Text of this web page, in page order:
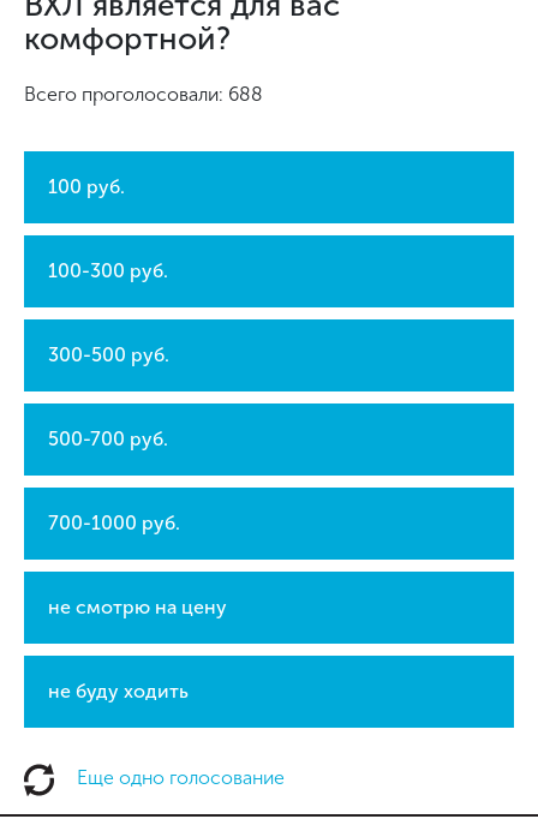
комфортной?
Всего проголосовали: 688
100 руб.
100-300 руб.
300-500 руб.
500-700 руб.
700-1000 руб.
не смотрю на цену
не буду ходить
Еще одно голосование